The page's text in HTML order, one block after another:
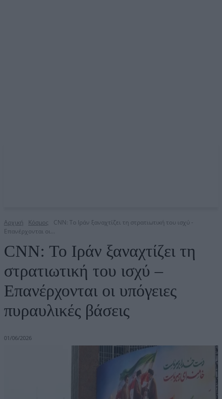
Αρχική Κόσμος
CNN: Το Ιράν ξαναχτίζει τη στρατιωτική του ισχύ -
Επανέρχονται οι...
CNN: Το Ιράν ξαναχτίζει τη
στρατιωτική του ισχύ –
Επανέρχονται οι υπόγειες
πυραυλικές βάσεις
01/06/2026